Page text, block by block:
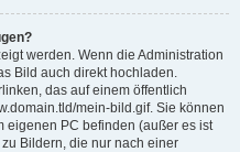
werden. Wenn die Administration
Bild auch direkt hochladen.
das auf einem öffentlich
mein-bild.gif. Sie können
eigenen PC befinden (außer es ist
Bildern, die nur nach einer